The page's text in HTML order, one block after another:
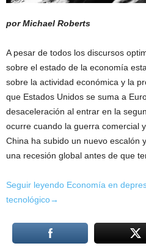
por Michael Roberts
A pesar de todos los discursos
sobre el estado de la economía
sobre la actividad económica y la
que Estados Unidos se suma a
desaceleración al entrar en la
ocurre cuando la guerra comercial
China ha subido un nuevo escalón
una recesión global antes de que
Seguir leyendo Economía en
tecnológico→